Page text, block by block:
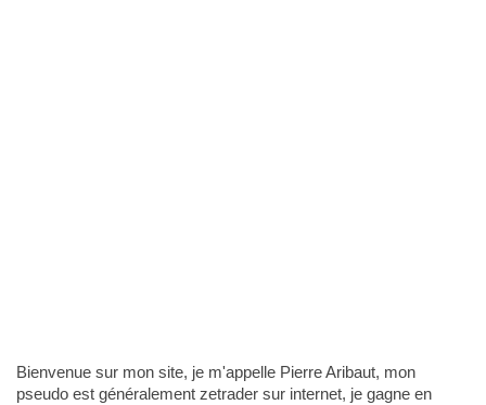
Bienvenue sur mon site, je m'appelle Pierre Aribaut, mon
pseudo est généralement zetrader sur internet, je gagne en